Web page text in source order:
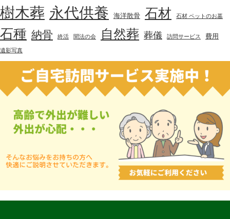
樹木葬 永代供養 海洋散骨 石材 石材 ペットのお墓
石種 納骨 終活 聞法の会 自然葬 葬儀 訪問サービス 費用
遺影写真